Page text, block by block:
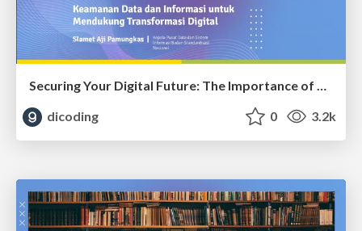
Securing Your Digital Future: The Importance of Data and Information Security
dicoding
0 3.2k